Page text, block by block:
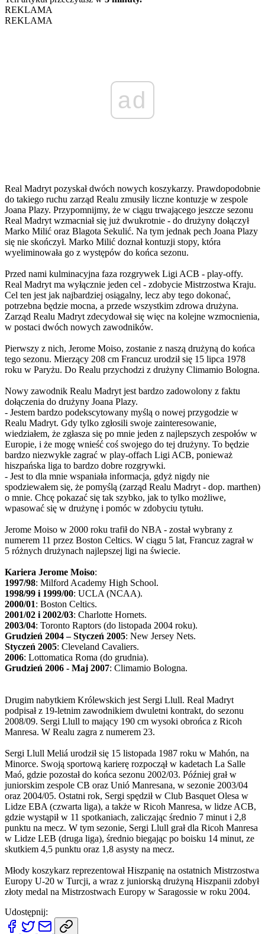
REKLAMA
REKLAMA
ad
Real Madryt pozyskał dwóch nowych koszykarzy. Prawdopodobnie
do takiego ruchu zarząd Realu zmusiły liczne kontuzje w zespole
Joana Plazy. Przypomnijmy, że w ciągu trwającego jeszcze sezonu
Real Madryt wzmacniał się już dwukrotnie - do drużyny dołączył
Marko Milić oraz Blagota Sekulić. Na tym jednak pech Joana Plazy
się nie skończył. Marko Milić doznał kontuzji stopy, która
wyeliminowała go z występów do końca sezonu.
Przed nami kulminacyjna faza rozgrywek Ligi ACB - play-offy.
Real Madryt ma wyłącznie jeden cel - zdobycie Mistrzostwa Kraju.
Cel ten jest jak najbardziej osiągalny, lecz aby tego dokonać,
potrzebna będzie mocna, a przede wszystkim zdrowa drużyna.
Zarząd Realu Madryt zdecydował się więc na kolejne wzmocnienia,
w postaci dwóch nowych zawodników.
Pierwszy z nich, Jerome Moiso, zostanie z naszą drużyną do końca
tego sezonu. Mierzący 208 cm Francuz urodził się 15 lipca 1978
roku w Paryżu. Do Realu przychodzi z drużyny Climamio Bologna.
Nowy zawodnik Realu Madryt jest bardzo zadowolony z faktu
dołączenia do drużyny Joana Plazy.
- Jestem bardzo podekscytowany myślą o nowej przygodzie w
Realu Madryt. Gdy tylko zgłosili swoje zainteresowanie,
wiedziałem, że zgłasza się po mnie jeden z najlepszych zespołów w
Europie, i że mogę wnieść coś swojego do tej drużyny. To będzie
bardzo niezwykłe zagrać w play-offach Ligi ACB, ponieważ
hiszpańska liga to bardzo dobre rozgrywki.
- Jest to dla mnie wspaniała informacja, gdyż nigdy nie
spodziewałem się, że pomyślą (zarząd Realu Madryt - dop. marthen)
o mnie. Chcę pokazać się tak szybko, jak to tylko możliwe,
wpasować się w drużynę i pomóc w zdobyciu tytułu.
Jerome Moiso w 2000 roku trafił do NBA - został wybrany z
numerem 11 przez Boston Celtics. W ciągu 5 lat, Francuz zagrał w
5 różnych drużynach najlepszej ligi na świecie.
Kariera Jerome Moiso:
1997/98: Milford Academy High School.
1998/99 i 1999/00: UCLA (NCAA).
2000/01: Boston Celtics.
2001/02 i 2002/03: Charlotte Hornets.
2003/04: Toronto Raptors (do listopada 2004 roku).
Grudzień 2004 – Styczeń 2005: New Jersey Nets.
Styczeń 2005: Cleveland Cavaliers.
2006: Lottomatica Roma (do grudnia).
Grudzień 2006 - Maj 2007: Climamio Bologna.
Drugim nabytkiem Królewskich jest Sergi Llull. Real Madryt
podpisał z 19-letnim zawodnikiem dwuletni kontrakt, do sezonu
2008/09. Sergi Llull to mający 190 cm wysoki obrońca z Ricoh
Manresa. W Realu zagra z numerem 23.
Sergi Llull Meliá urodził się 15 listopada 1987 roku w Mahón, na
Minorce. Swoją sportową karierę rozpoczął w kadetach La Salle
Maó, gdzie pozostał do końca sezonu 2002/03. Później grał w
juniorskim zespole CB oraz Unió Manresana, w sezonie 2003/04
oraz 2004/05. Ostatni rok, Sergi spędził w Club Basquet Olesa w
Lidze EBA (czwarta liga), a także w Ricoh Manresa, w lidze ACB,
gdzie wystąpił w 11 spotkaniach, zaliczając średnio 7 minut i 2,8
punktu na mecz. W tym sezonie, Sergi Llull grał dla Ricoh Manresa
w Lidze LEB (druga liga), średnio biegając po boisku 14 minut, ze
skutkiem 4,5 punktu oraz 1,8 asysty na mecz.
Młody koszykarz reprezentował Hiszpanię na ostatnich Mistrzostwa
Europy U-20 w Turcji, a wraz z juniorską drużyną Hiszpanii zdobył
złoty medal na Mistrzostwach Europy w Saragossie w roku 2004.
Udostępnij: